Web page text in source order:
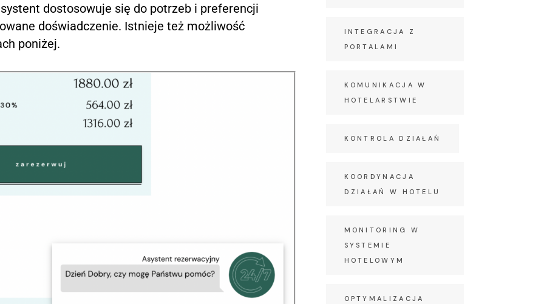
dostosowuje się do potrzeb i preferencji
doświadczenie. Istnieje też możliwość
poniżej.
INTEGRACJA Z
PORTALAMI
KOMUNIKACJA W
HOTELARSTWIE
KONTROLA DZIAŁAŃ
KOORDYNACJA
DZIAŁAŃ W HOTELU
MONITORING W
SYSTEMIE
HOTELOWYM
OPTYMALIZACJA